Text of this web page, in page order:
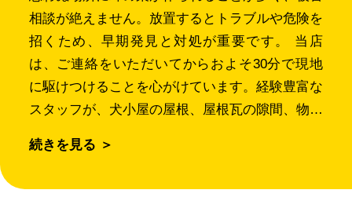
相談が絶えません。放置するとトラブルや危険を
招くため、早期発見と対処が重要です。 当店
は、ご連絡をいただいてからおよそ30分で現地
に駆けつけることを心がけています。経験豊富な
スタッフが、犬小屋の屋根、屋根瓦の隙間、物置
り、シャッターのボックス内など、あらゆる場所
続きを見る ＞